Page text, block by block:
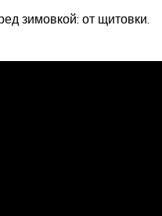
зимовкой: от щитовки.